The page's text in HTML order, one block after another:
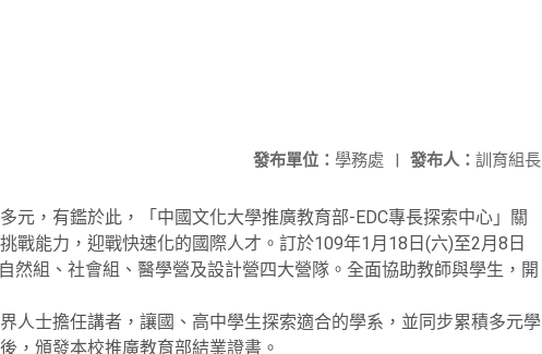
發布人： 訓育組長
發布單位： 學務處 |
元，有鑑於此，「中國文化大學推廣教育部-EDC專長探索中心」關
戰能力，迎戰快速化的國際人才。訂於109年1月18日(六)至2月8日
然組、社會組、醫學營及設計營四大營隊。全面協助教師與學生，開
人士擔任講者，讓國、高中學生探索適合的學系，並同步累積多元學
，頒發本校推廣教育部結業證書。